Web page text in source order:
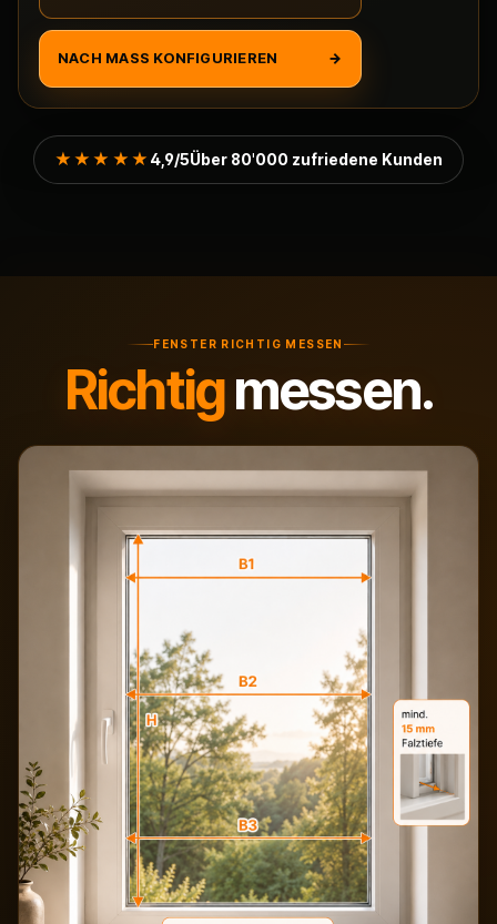
NACH MASS KONFIGURIEREN →
★★★★★ 4,9/5Über 80'000 zufriedene Kunden
FENSTER RICHTIG MESSEN
Richtigmessen.